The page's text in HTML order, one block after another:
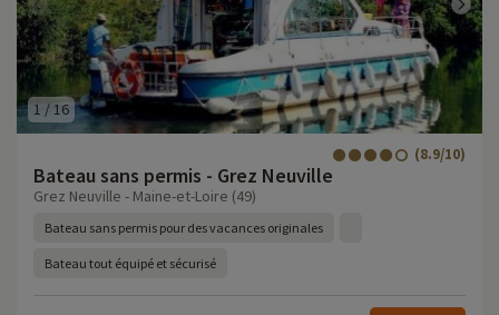
1 /16
Bateau sans permis - Grez Neuville
(8.9/10)
Grez Neuville - Maine-et-Loire (49)
Bateau sans permis pour des vacances originales
Bateau tout équipé et sécurisé